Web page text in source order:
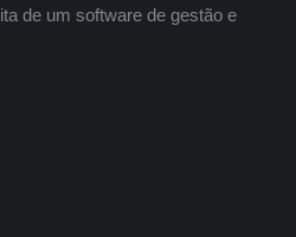
de um software de gestão e